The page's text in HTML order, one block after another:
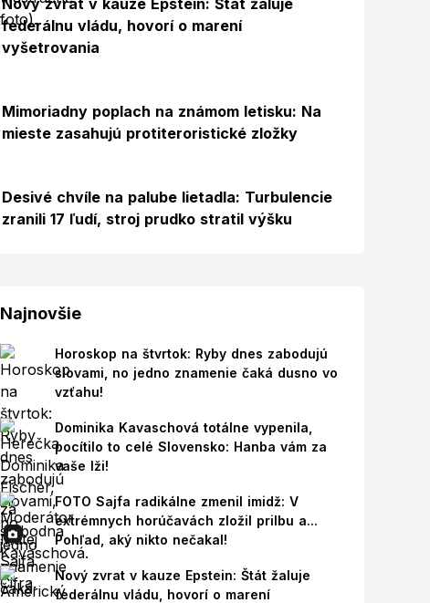
Nový zvrat v kauze Epstein: Štát žaluje
federálnu vládu, hovorí o marení
vyšetrovania
Foto
Mimoriadny poplach na známom letisku: Na
mieste zasahujú protiteroristické zložky
Desivé chvíle na palube lietadla: Turbulencie
zranili 17 ľudí, stroj prudko stratil výšku
Najnovšie
Horoskop na štvrtok: Ryby dnes zabodujú
slovami, no jedno znamenie čaká dusno vo
vzťahu!
Dominika Kavaschová totálne vypenila,
pocítilo to celé Slovensko: Hanba vám za
vaše lži!
FOTO Sajfa radikálne zmenil imidž: V
extrémnych horúčavách zložil prilbu a...
Pohľad, aký nikto nečakal!
Nový zvrat v kauze Epstein: Štát žaluje
federálnu vládu, hovorí o marení